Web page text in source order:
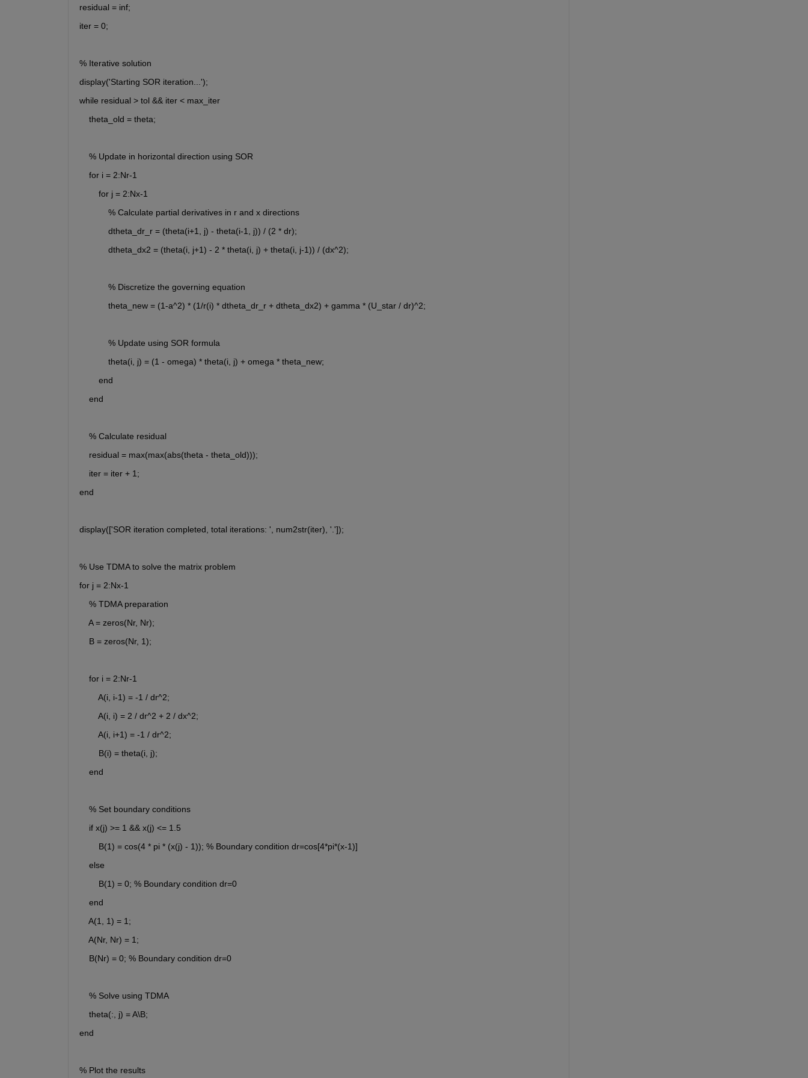
residual = inf;
iter = 0;
% Iterative solution
display('Starting SOR iteration...');
while residual > tol && iter < max_iter
    theta_old = theta;
    % Update in horizontal direction using SOR
    for i = 2:Nr-1
        for j = 2:Nx-1
            % Calculate partial derivatives in r and x directions
            dtheta_dr_r = (theta(i+1, j) - theta(i-1, j)) / (2 * dr);
            dtheta_dx2 = (theta(i, j+1) - 2 * theta(i, j) + theta(i, j-1)) / (dx^2);
            % Discretize the governing equation
            theta_new = (1-a^2) * (1/r(i) * dtheta_dr_r + dtheta_dx2) + gamma * (U_star / dr)^2;
            % Update using SOR formula
            theta(i, j) = (1 - omega) * theta(i, j) + omega * theta_new;
        end
    end
    % Calculate residual
    residual = max(max(abs(theta - theta_old)));
    iter = iter + 1;
end
display(['SOR iteration completed, total iterations: ', num2str(iter), '.']);
% Use TDMA to solve the matrix problem
for j = 2:Nx-1
    % TDMA preparation
    A = zeros(Nr, Nr);
    B = zeros(Nr, 1);
    for i = 2:Nr-1
        A(i, i-1) = -1 / dr^2;
        A(i, i) = 2 / dr^2 + 2 / dx^2;
        A(i, i+1) = -1 / dr^2;
        B(i) = theta(i, j);
    end
    % Set boundary conditions
    if x(j) >= 1 && x(j) <= 1.5
        B(1) = cos(4 * pi * (x(j) - 1)); % Boundary condition dr=cos[4*pi*(x-1)]
    else
        B(1) = 0; % Boundary condition dr=0
    end
    A(1, 1) = 1;
    A(Nr, Nr) = 1;
    B(Nr) = 0; % Boundary condition dr=0
    % Solve using TDMA
    theta(:, j) = A\B;
end
% Plot the results